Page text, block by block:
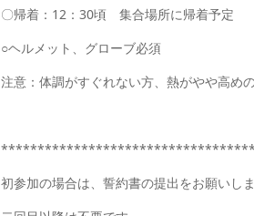
〇帰着：12：30頃 集合場所に帰着予定
○ヘルメット、グローブ必須
注意：体調がすぐれない方、熱がやや高め
初参加の場合は、誓約書の提出をお願いし